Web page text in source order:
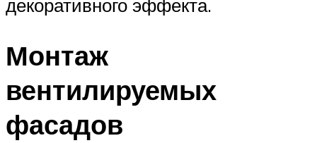
декоративного эффекта.
Монтаж
вентилируемых
фасадов